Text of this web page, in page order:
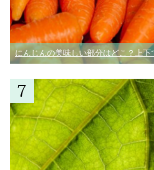
にんじんの美味しい部分はどこ？上下